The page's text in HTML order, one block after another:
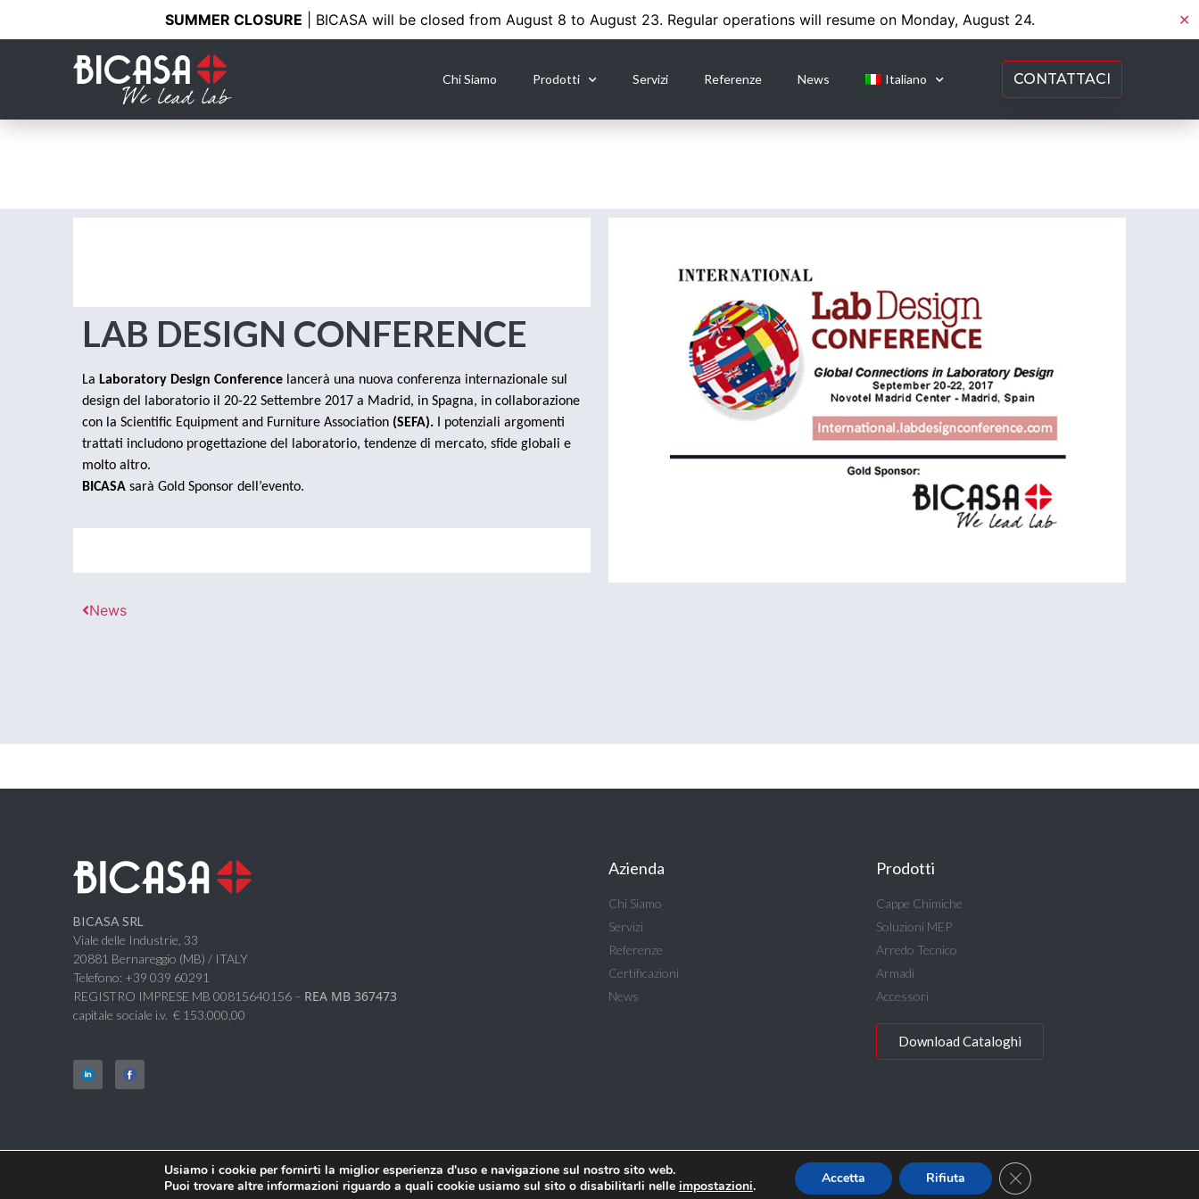
SUMMER CLOSURE | BICASA will be closed from August 8 to August 23. Regular operations will resume on Monday, August 24. ✕
Chi Siamo Prodotti Servizi Referenze News Italiano CONTATTACI
LAB DESIGN CONFERENCE
La Laboratory Design Conference lancerà una nuova conferenza internazionale sul
design del laboratorio il 20-22 Settembre 2017 a Madrid, in Spagna, in collaborazione
con la Scientific Equipment and Furniture Association (SEFA). I potenziali argomenti
trattati includono progettazione del laboratorio, tendenze di mercato, sfide globali e
molto altro.
BICASA sarà Gold Sponsor dell’evento.
News
BICASA SRL
Viale delle Industrie, 33
20881 Bernareggio (MB) / ITALY
Telefono: +39 039 60291
REGISTRO IMPRESE MB 00815640156 – REA MB 367473
capitale sociale i.v. € 153.000,00
Azienda
Chi Siamo
Servizi
Referenze
Certificazioni
News
Prodotti
Cappe Chimiche
Soluzioni MEP
Arredo Tecnico
Armadi
Accessori
Download Cataloghi
© BICASA Srl - C.F. e P.IVA IT00815640156 Privacy PolicyAccessibilità Digitale
Usiamo i cookie per fornirti la miglior esperienza d'uso e navigazione sul nostro sito web.
Puoi trovare altre informazioni riguardo a quali cookie usiamo sul sito o disabilitarli nelle impostazioni. Accetta Rifiuta Close GDPR Cookie Banner